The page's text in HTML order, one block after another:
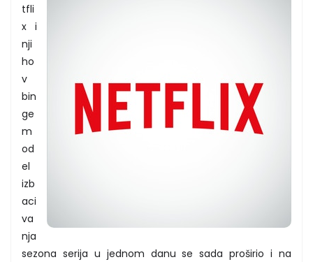
tfli
x i
nji
ho
v
bin
ge
m
od
el
izb
aci
va
nja
sezona serija u jednom danu se sada proširio i na